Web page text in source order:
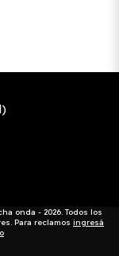
onda - 2026. Todos los
Para reclamos ingresá